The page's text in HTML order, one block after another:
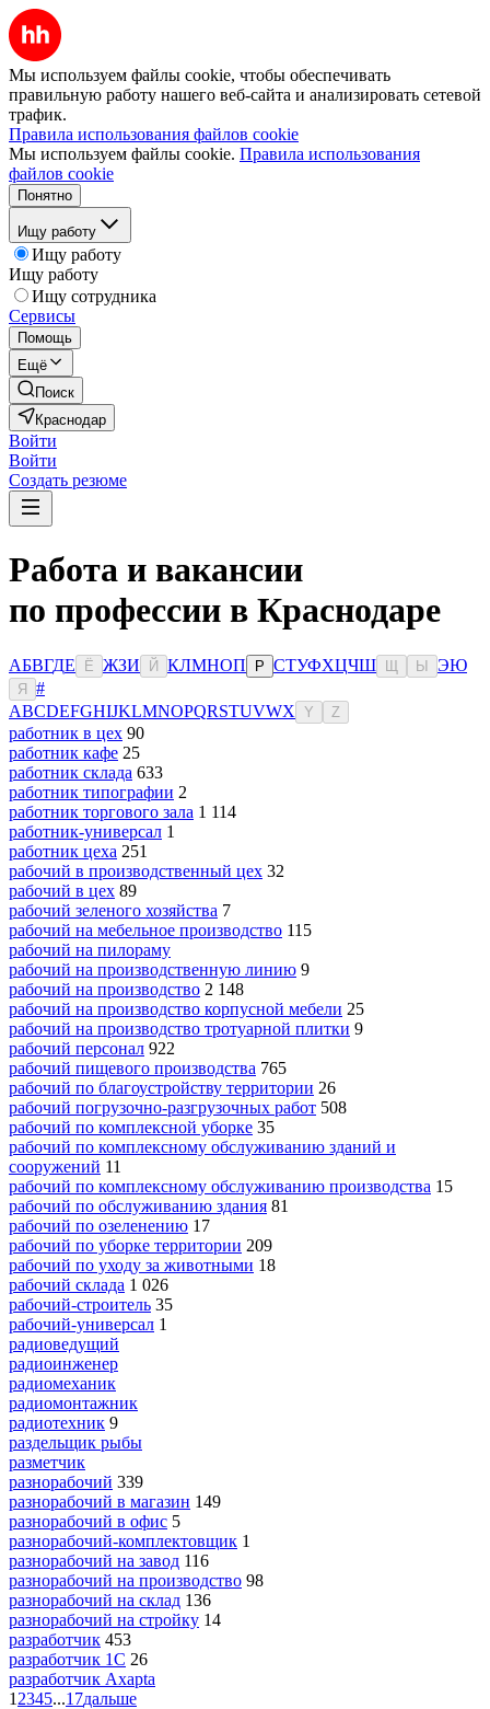
Мы используем файлы cookie, чтобы обеспечивать
правильную работу нашего веб-сайта и анализировать сетевой
трафик.
Правила использования файлов cookie
Мы используем файлы cookie. Правила использования
файлов cookie
Понятно
Ищу работу
Ищу работу
Ищу работу
Ищу сотрудника
Сервисы
Помощь
Ещё
Поиск
Краснодар
Войти
Войти
Создать резюме
Работа и вакансии
по профессии в Краснодаре
АБВГДЕ Ё ЖЗИ Й КЛМНОП Р СТУФХЦЧШ Ы ЭЮ
Я
#
ABCDEFGHIJKLMNOPQRSTUVWX Y Z
работник в цех 90
работник кафе 25
работник склада 633
работник типографии 2
работник торгового зала 1 114
работник-универсал 1
работник цеха 251
рабочий в производственный цех 32
рабочий в цех 89
рабочий зеленого хозяйства 7
рабочий на мебельное производство 115
рабочий на пилораму
рабочий на производственную линию 9
рабочий на производство 2 148
рабочий на производство корпусной мебели 25
рабочий на производство тротуарной плитки 9
рабочий персонал 922
рабочий пищевого производства 765
рабочий по благоустройству территории 26
рабочий погрузочно-разгрузочных работ 508
рабочий по комплексной уборке 35
рабочий по комплексному обслуживанию зданий и
сооружений 11
рабочий по комплексному обслуживанию производства 15
рабочий по обслуживанию здания 81
рабочий по озеленению 17
рабочий по уборке территории 209
рабочий по уходу за животными 18
рабочий склада 1 026
рабочий-строитель 35
рабочий-универсал 1
радиоведущий
радиоинженер
радиомеханик
радиомонтажник
радиотехник 9
раздельщик рыбы
разметчик
разнорабочий 339
разнорабочий в магазин 149
разнорабочий в офис 5
разнорабочий-комплектовщик 1
разнорабочий на завод 116
разнорабочий на производство 98
разнорабочий на склад 136
разнорабочий на стройку 14
разработчик 453
разработчик 1C 26
разработчик Axapta
1 2345...17дальше